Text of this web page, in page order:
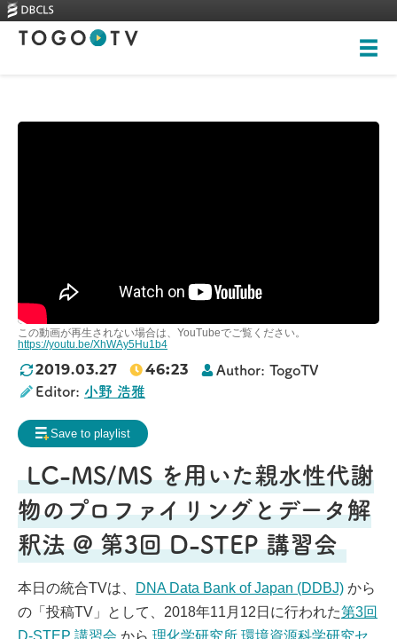
New videos
Rankings
全ての画像
Heritage Trees
Training
Contact
Frequently Asked Questions
Staff
My page
この動画が再生されない場合は、YouTubeでご覧ください。
https://youtu.be/XhWAy5Hu1b4
2019.03.27 46:23 Author: TogoTV
Editor: 小野 浩雅
Save to playlist
LC-MS/MS を用いた親水性代謝
物のプロファイリングとデータ解
釈法 @ 第3回 D-STEP 講習会
本日の統合TVは、 DNA Data Bank of Japan (DDBJ) から
の「投稿TV」として、2018年11月12日に行われた第3回